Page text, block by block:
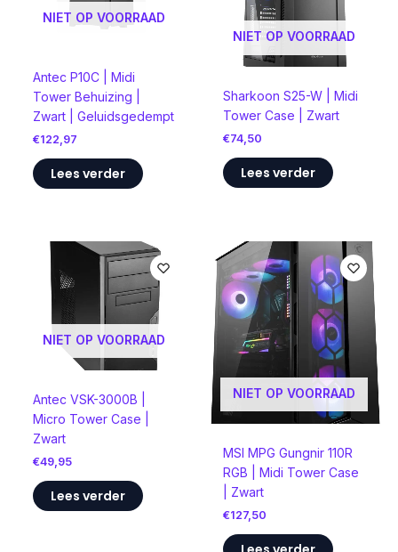
NIET OP VOORRAAD
Antec P10C | Midi
Tower Behuizing |
Zwart | Geluidsgedempt
€122,97
Lees verder
NIET OP VOORRAAD
Sharkoon S25-W | Midi
Tower Case | Zwart
€74,50
Lees verder
NIET OP VOORRAAD
Antec VSK-3000B |
Micro Tower Case |
Zwart
€49,95
Lees verder
NIET OP VOORRAAD
MSI MPG Gungnir 110R
RGB | Midi Tower Case
| Zwart
€127,50